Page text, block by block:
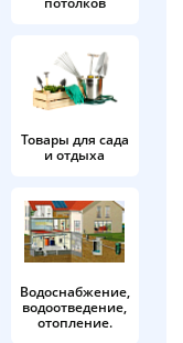
Товары для сада
и отдыха
Водоснабжение,
водоотведение,
отопление.